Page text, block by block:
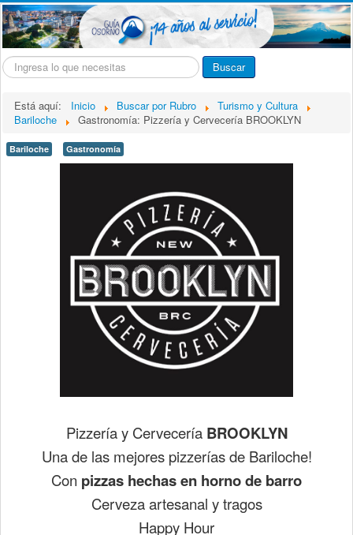
Buscar... Buscar
Está aquí: Inicio Buscar por Rubro
Turismo y Cultura
Bariloche
Gastronomía: Pizzería y Cervecería BROOKLYN
Bariloche Gastronomía
Pizzería y Cervecería BROOKLYN
Una de las mejores pizzerías de Bariloche!
Con pizzas hechas en horno de barro
Cerveza artesanal y tragos
Happy Hour